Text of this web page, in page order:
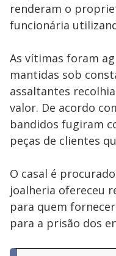
renderam o
funcionária
As vítimas foram
mantidas sob
assaltantes
valor. De acordo
bandidos fugiram
peças de clientes
O casal é
joalheria ofereceu
para quem
para a prisão dos